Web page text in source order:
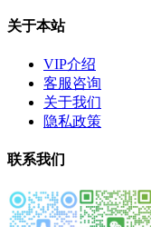
关于本站
VIP介绍
客服咨询
关于我们
隐私政策
联系我们